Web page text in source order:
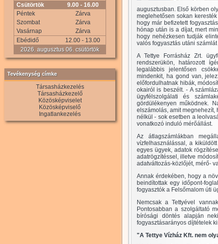
Csütörtök
9.00 - 16.00
Péntek
Zárva
Szombat
Zárva
Vasárnap
Zárva
Ebédidő
12.00 - 13.00
2026. augusztus 06. csütörtök
Tevékenység címke
Társasházkezelés
Társasházkezelő
Közösképviselet
Közösképviselő
Ingatlankezelés
augusztusban. Első körben
meglehetősen sokan
hogy már befizetett
hónap után is a díjat, mert
hogy nehézkesen tudják
valós fogyasztás utáni
A Tettye Forrásház Zrt.
rendszerükön, határozott
legalábbis jelentősen
mindenkit, ha gond van,
előfordulhatnak hibák,
okairól is beszélt. - A
ügyfélszolgálati és
gördülékenyen működnek.
elszámolás, amit
nélkül - sok esetben a
vonatkozó induló mérőállást.
Az átlagszámlákban
vízfelhasználással, a
egyes ügyek, adatok
adatrögzítéssel, illetve
adatváltozás-közlőjét, mérő-
Annak érdekében, hogy a
beindítottak egy időpont-
fogyasztók a Felsőmalom úti
Nemcsak a Tettyével
Pontosabban a szolgáltató
bírósági döntés alapján
fogyasztásarányos díjtételek
"A Tettye Vízház Kft. nem